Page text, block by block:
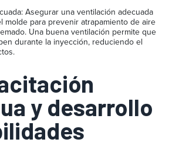
Asegurar una ventilación adecuada
molde para prevenir atrapamiento de aire
Una buena ventilación permite que
durante la inyección, reduciendo el
y desarrollo